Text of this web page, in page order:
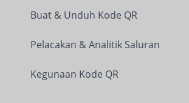
Buat & Unduh Kode QR
Pelacakan & Analitik Saluran
Kegunaan Kode QR